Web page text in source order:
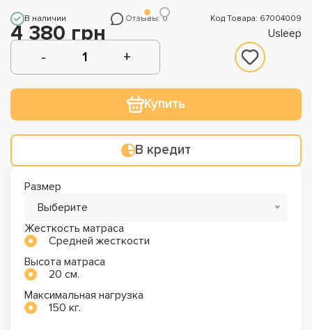
В наличии Отзывы: 0 Код Товара: 67004009
4 380 грн Usleep
Купить
В кредит
Размер
Выберите
Жесткость матраса
Средней жесткости
Высота матраса
20 см.
Максимальная нагрузка
150 кг.